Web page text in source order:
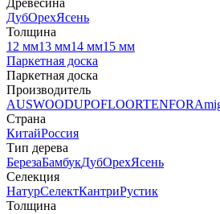
Древесина
ДубОрехЯсень
Толщина
12 мм13 мм14 мм15 мм
Паркетная доска
Паркетная доска
Производитель
AUSWOODUPOFLOORTENFOR
Страна
КитайРоссия
Тип дерева
БерезаБамбукДубОрехЯсень
Селекция
НатурСелектКантриРустик
Толщина